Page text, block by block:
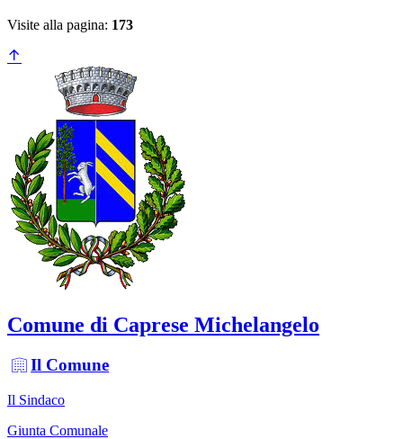
Visite alla pagina: 173
Comune di Caprese Michelangelo
Il Comune
Il Sindaco
Giunta Comunale